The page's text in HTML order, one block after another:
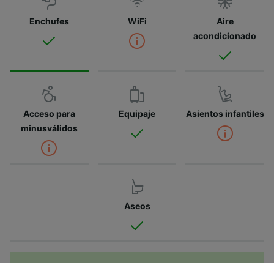
Enchufes WiFi
Aire
acondicionado
Acceso para
minusválidos
Equipaje Asientos infantiles
Aseos